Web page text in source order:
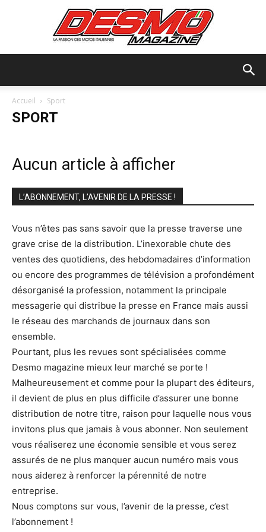
Accueil Sport
SPORT
Aucun article à afficher
L’ABONNEMENT, L’AVENIR DE LA PRESSE !
Vous n’êtes pas sans savoir que la presse traverse une
grave crise de la distribution. L’inexorable chute des
ventes des quotidiens, des hebdomadaires d’information
ou encore des programmes de télévision a profondément
désorganisé la profession, notamment la principale
messagerie qui distribue la presse en France mais aussi
le réseau des marchands de journaux dans son
ensemble.
Pourtant, plus les revues sont spécialisées comme
Desmo magazine mieux leur marché se porte !
Malheureusement et comme pour la plupart des éditeurs,
il devient de plus en plus difficile d’assurer une bonne
distribution de notre titre, raison pour laquelle nous vous
invitons plus que jamais à vous abonner. Non seulement
vous réaliserez une économie sensible et vous serez
assurés de ne plus manquer aucun numéro mais vous
nous aiderez à renforcer la pérennité de notre
entreprise.
Nous comptons sur vous, l’avenir de la presse, c’est
l’abonnement !